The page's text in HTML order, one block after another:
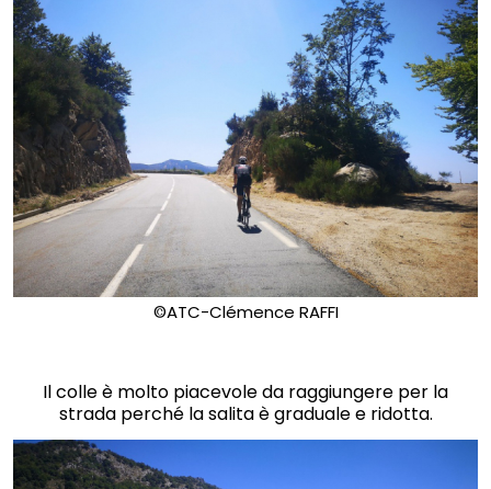
©ATC-Clémence RAFFI
Il colle è molto piacevole da raggiungere per la
strada perché la salita è graduale e ridotta.